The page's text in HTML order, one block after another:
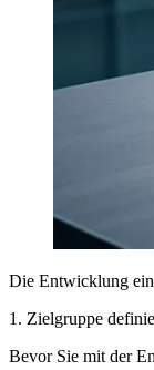
Die Entwicklung
1. Zielgruppe
Bevor Sie mit der